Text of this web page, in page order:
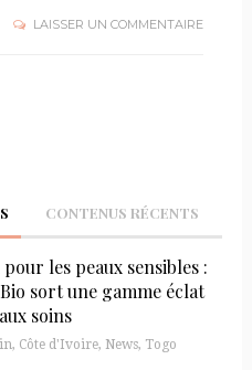
LAISSER UN COMMENTAIRE
CONTENUS RÉCENTS
les peaux sensibles :
sort une gamme éclat
soins
, Côte d'Ivoire, News, Togo